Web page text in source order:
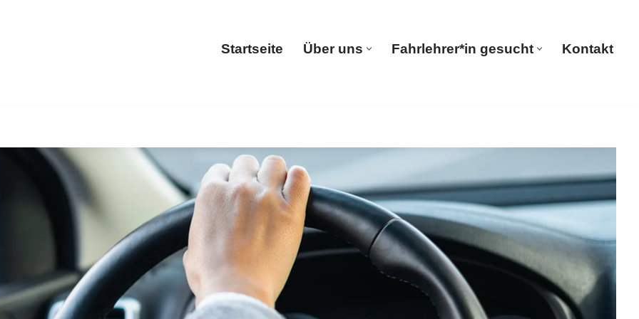
Startseite Über uns Fahrlehrer*in gesucht Kontakt